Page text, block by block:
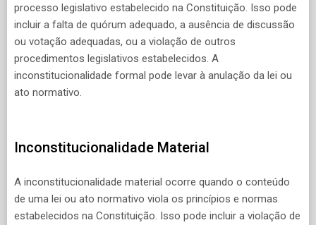
processo legislativo estabelecido na Constituição. Isso pode
incluir a falta de quórum adequado, a ausência de discussão
ou votação adequadas, ou a violação de outros
procedimentos legislativos estabelecidos. A
inconstitucionalidade formal pode levar à anulação da lei ou
ato normativo.
Inconstitucionalidade Material
A inconstitucionalidade material ocorre quando o conteúdo
de uma lei ou ato normativo viola os princípios e normas
estabelecidos na Constituição. Isso pode incluir a violação de